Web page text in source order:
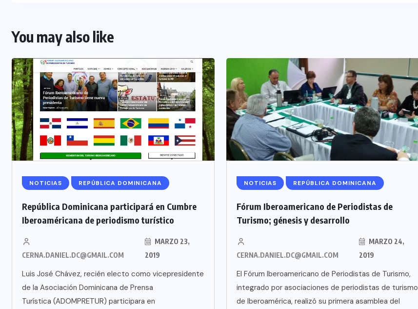
You may also like
NOTICIAS REPÚBLICA DOMINICANA
República Dominicana participará en Cumbre
Iberoaméricana de periodismo turístico
CERNA.DANIEL.DC@GMAIL.COM
MARZO 23,
2019
Luis José Chávez, recién electo como vicepresidente
de la Asociación Dominicana de Prensa
Turística (ADOMPRETUR) participara en
NOTICIAS REPÚBLICA DOMINICANA
Fórum Iberoamericano de Periodistas de
Turismo; génesis y desarrollo
CERNA.DANIEL.DC@GMAIL.COM
MARZO 24,
2019
El Fórum Iberoamericano de Periodistas de Turismo,
integrado por asociaciones de periodistas de turismo
de Iberoamérica, realizó su primera asamblea del